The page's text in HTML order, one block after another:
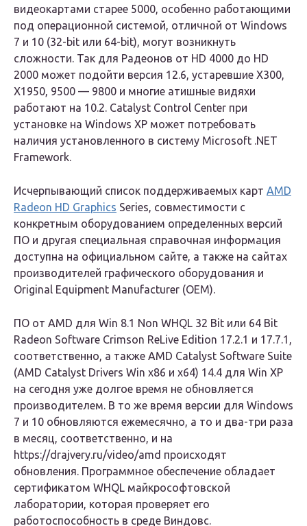
видеокартами старее 5000, особенно работающими
под операционной системой, отличной от Windows
7 и 10 (32-bit или 64-bit), могут возникнуть
сложности. Так для Радеонов от HD 4000 до HD
2000 может подойти версия 12.6, устаревшие X300,
X1950, 9500 — 9800 и многие атишные видяхи
работают на 10.2. Catalyst Control Center при
установке на Windows XP может потребовать
наличия установленного в систему Microsoft .NET
Framework.
Исчерпывающий список поддерживаемых карт AMD
Radeon HD Graphics Series, совместимости с
конкретным оборудованием определенных версий
ПО и другая специальная справочная информация
доступна на официальном сайте, а также на сайтах
производителей графического оборудования и
Original Equipment Manufacturer (OEM).
ПО от AMD для Win 8.1 Non WHQL 32 Bit или 64 Bit
Radeon Software Crimson ReLive Edition 17.2.1 и 17.7.1,
соответственно, а также AMD Catalyst Software Suite
(AMD Catalyst Drivers Win x86 и x64) 14.4 для Win XP
на сегодня уже долгое время не обновляется
производителем. В то же время версии для Windows
7 и 10 обновляются ежемесячно, а то и два-три раза
в месяц, соответственно, и на
https://drajvery.ru/video/amd происходят
обновления. Программное обеспечение обладает
сертификатом WHQL майкрософтовской
лаборатории, которая проверяет его
работоспособность в среде Виндовс.